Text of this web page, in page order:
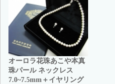
オーロラ花珠あこや本真
珠パール ネックレス
7.0~7.5mm＋イヤリング